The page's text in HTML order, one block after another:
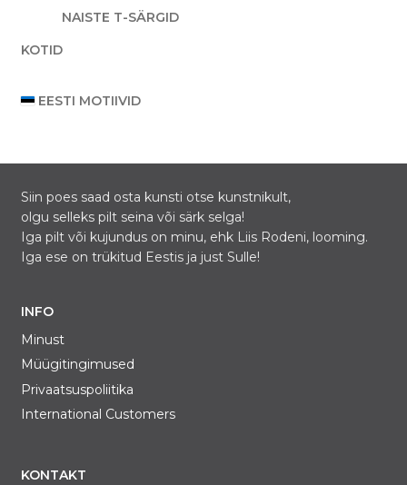
NAISTE T-SÄRGID
KOTID
EESTI MOTIIVID
Siin poes saad osta kunsti otse kunstnikult,
olgu selleks pilt seina või särk selga!
Iga pilt või kujundus on minu, ehk Liis Rodeni, looming.
Iga ese on trükitud Eestis ja just Sulle!
INFO
Minust
Müügitingimused
Privaatsuspoliitika
International Customers
KONTAKT